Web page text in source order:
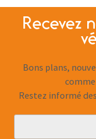
Recevez
Bons plans,
Restez informé